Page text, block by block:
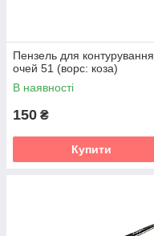
Пензель для контурування
очей 51 (ворс: коза)
В наявності
150 ₴
Купити